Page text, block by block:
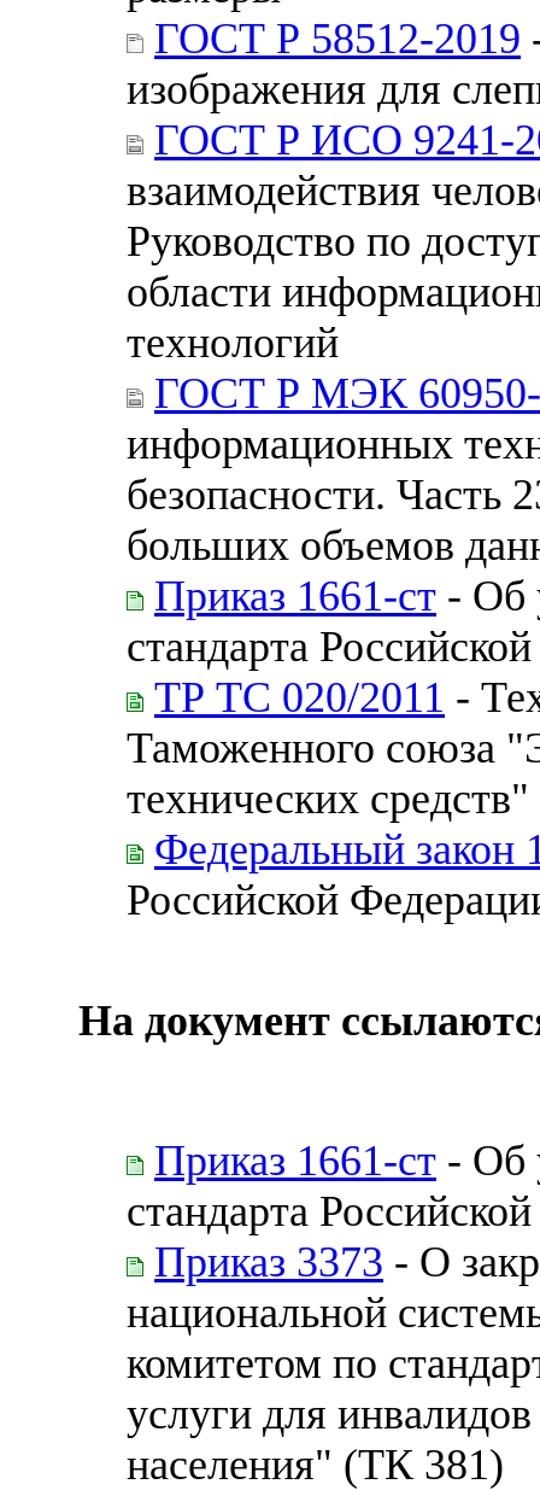
ГОСТ Р 58512-2019
изображения для
ГОСТ Р ИСО 9241-
взаимодействия
Руководство по
области
технологий
ГОСТ Р МЭК 60950-
информационных
безопасности. Часть
больших объемов
Приказ 1661-ст - Об
стандарта
ТР ТС 020/2011 -
Таможенного союза
технических средств"
Федеральный закон
Российской
На документ
Приказ 1661-ст - Об
стандарта
Приказ 3373 - О
национальной
комитетом по
услуги для
населения" (ТК 381)